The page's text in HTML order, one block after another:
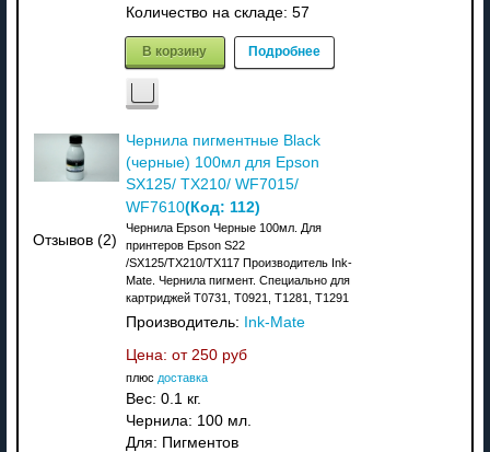
Количество на складе: 57
В корзину Подробнее
Отзывов (2)
Чернила пигментные Black
(черные) 100мл для Epson
SX125/ TX210/ WF7015/
WF7610(Код: 112)
Чернила Epson Черные 100мл. Для
принтеров Epson S22
/SX125/TX210/TX117 Производитель Ink-
Mate. Чернила пигмент. Специально для
картриджей T0731, T0921, T1281, T1291
Производитель:
Ink-Mate
Цена: от 250 руб
плюс доставка
Вес: 0.1 кг.
Чернила: 100 мл.
Для: Пигментов